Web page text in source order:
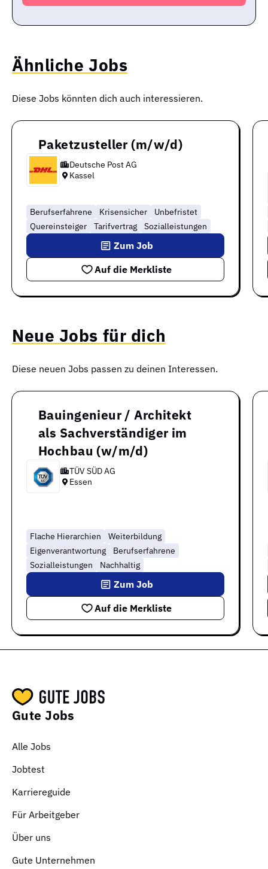
Ähnliche Jobs
Diese Jobs könnten dich auch interessieren.
Paketzusteller (m/w/d)
Deutsche Post AG
Kassel
Berufserfahrene Krisensicher
Unbefristet
Quereinsteiger
Tarifvertrag Sozialleistungen
Auf die Merkliste
Zum Job
Neue Jobs für dich
Diese neuen Jobs passen zu deinen Interessen.
Bauingenieur / Architekt
als Sachverständiger im
Hochbau (w/m/d)
TÜV SÜD AG
Essen
Flache Hierarchien
Weiterbildung
Eigenverantwortung
Berufserfahrene
Sozialleistungen
Nachhaltig
Auf die Merkliste
Zum Job
Gute Jobs
Alle Jobs
Jobtest
Karriereguide
Für Arbeitgeber
Über uns
Gute Unternehmen